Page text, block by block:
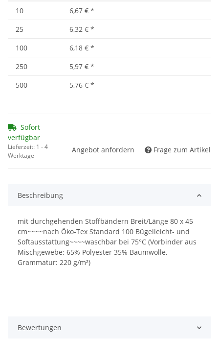
10 6,67 € *
25
6,32 € *
100
6,18 € *
250
5,97 € *
500
5,76 € *
Sofort
verfügbar
Lieferzeit: 1 - 4
Werktage
Angebot anfordern Frage zum Artikel
Beschreibung
mit durchgehenden Stoffbändern Breit/Länge 80 x 45
cm~~~~nach Öko-Tex Standard 100 Bügelleicht- und
Softausstattung~~~~waschbar bei 75°C (Vorbinder aus
Mischgewebe: 65% Polyester 35% Baumwolle,
Grammatur: 220 g/m²)
Bewertungen